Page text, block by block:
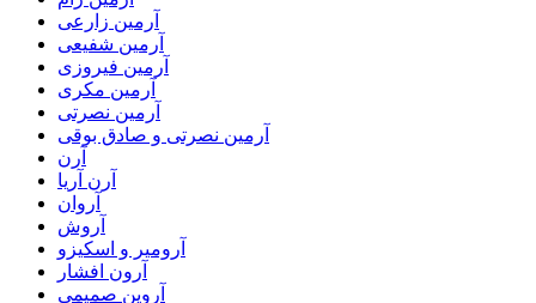
آرمین زارعی
آرمین شفیعی
آرمین فیروزی
آرمین مکری
آرمین نصرتی
آرمین نصرتی و صادق بوقی
آرن
آرن آریا
آروان
آروش
آرومیر و اسکیزو
آرون افشار
آروین صمیمی